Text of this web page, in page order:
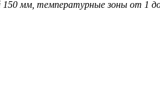
мм, температурные зоны от 1 до